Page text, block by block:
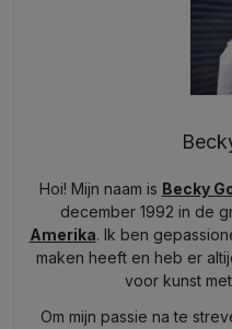
Hoi! Mijn naam is Becky
december 1992 in de
Amerika. Ik ben
maken heeft en heb er
voor kunst
Om mijn passie na te